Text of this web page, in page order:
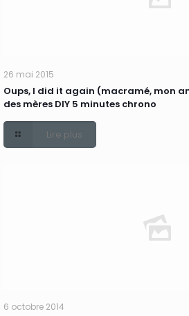
26 mai 2015
Oups, I did it again (macramé, mon
des mères DIY 5 minutes chrono
Lire plus
6 octobre 2014